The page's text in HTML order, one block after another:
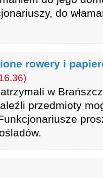
do
rowery i
w
przedmioty